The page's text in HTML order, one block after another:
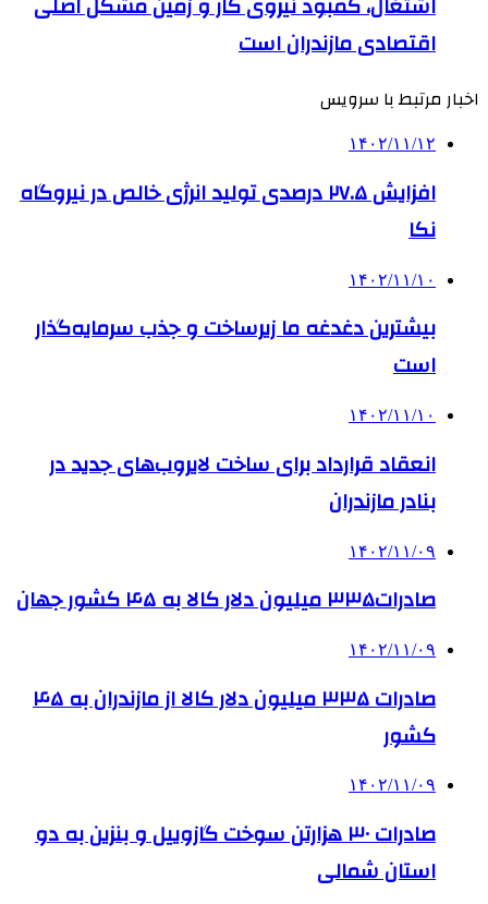
اقتصادی مازندران است
اخبار مرتبط با سرویس
۱۴۰۲/۱۱/۱۲
افزایش ۲۷.۵ درصدی تولید انرژی خالص در نیروگاه
نکا
۱۴۰۲/۱۱/۱۰
بیشترین دغدغه ما زیرساخت و جذب سرمایه‌گذار
است
۱۴۰۲/۱۱/۱۰
انعقاد قرارداد برای ساخت لایروب‌های جدید در
بنادر مازندران
۱۴۰۲/۱۱/۰۹
صادرات۳۳۵ میلیون دلار کالا به ۴۵ کشور جهان
۱۴۰۲/۱۱/۰۹
صادرات ۳۳۵ میلیون دلار کالا از مازندران به ۴۵
کشور
۱۴۰۲/۱۱/۰۹
صادرات ۳۰ هزارتن سوخت گازوییل و بنزین به دو
استان شمالی